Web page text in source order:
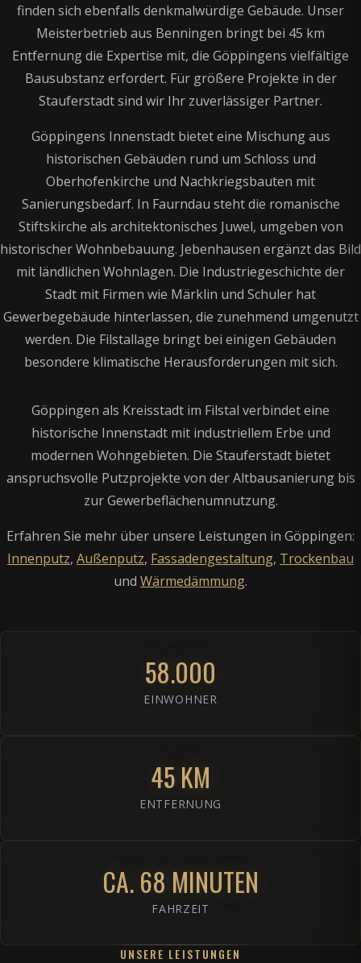
finden sich ebenfalls denkmalwürdige Gebäude. Unser
Meisterbetrieb aus Benningen bringt bei 45 km
Entfernung die Expertise mit, die Göppingens vielfältige
Bausubstanz erfordert. Für größere Projekte in der
Stauferstadt sind wir Ihr zuverlässiger Partner.
Göppingens Innenstadt bietet eine Mischung aus
historischen Gebäuden rund um Schloss und
Oberhofenkirche und Nachkriegsbauten mit
Sanierungsbedarf. In Faurndau steht die romanische
Stiftskirche als architektonisches Juwel, umgeben von
historischer Wohnbebauung. Jebenhausen ergänzt das Bild
mit ländlichen Wohnlagen. Die Industriegeschichte der
Stadt mit Firmen wie Märklin und Schuler hat
Gewerbegebäude hinterlassen, die zunehmend umgenutzt
werden. Die Filstallage bringt bei einigen Gebäuden
besondere klimatische Herausforderungen mit sich.
Göppingen als Kreisstadt im Filstal verbindet eine
historische Innenstadt mit industriellem Erbe und
modernen Wohngebieten. Die Stauferstadt bietet
anspruchsvolle Putzprojekte von der Altbausanierung bis
zur Gewerbeflächenumnutzung.
Erfahren Sie mehr über unsere Leistungen in Göppingen:
Innenputz, Außenputz, Fassadengestaltung, Trockenbau
und Wärmedämmung.
58.000
EINWOHNER
45 KM
ENTFERNUNG
CA. 68 MINUTEN
FAHRZEIT
UNSERE LEISTUNGEN